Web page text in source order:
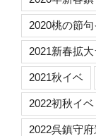
2020桃の節
2021新春拡
2021秋イベ
2022初秋イベ
2022呉鎮守府